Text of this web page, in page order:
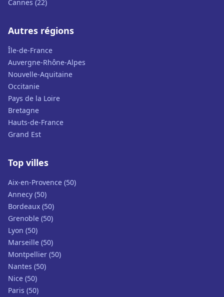
Cannes (22)
Autres régions
Île-de-France
Auvergne-Rhône-Alpes
Nouvelle-Aquitaine
Occitanie
Pays de la Loire
Bretagne
Hauts-de-France
Grand Est
Top villes
Aix-en-Provence (50)
Annecy (50)
Bordeaux (50)
Grenoble (50)
Lyon (50)
Marseille (50)
Montpellier (50)
Nantes (50)
Nice (50)
Paris (50)